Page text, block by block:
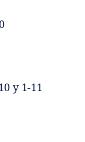
y 1-11